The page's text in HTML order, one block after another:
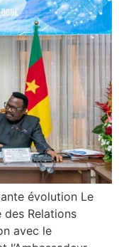
évolution Le
des Relations
avec le